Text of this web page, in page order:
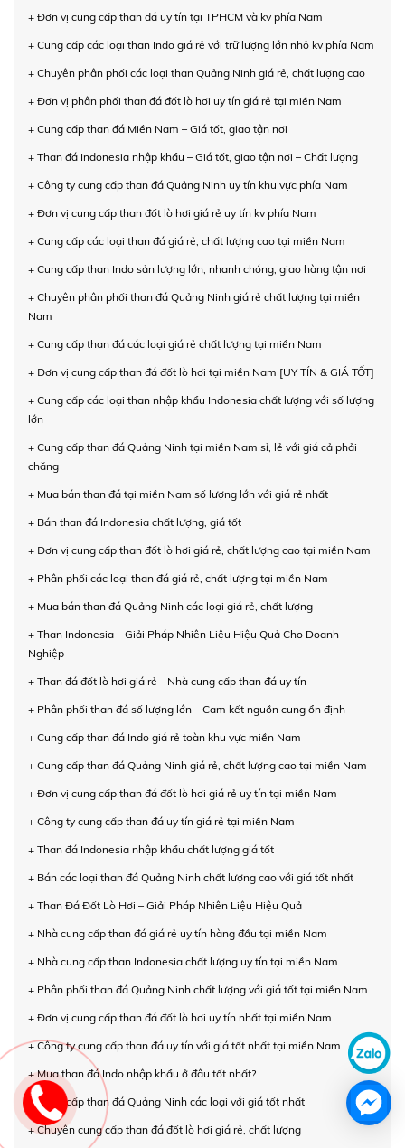
+ Đơn vị cung cấp than đá uy tín tại TPHCM và kv phía Nam
+ Cung cấp các loại than Indo giá rẻ với trữ lượng lớn nhỏ kv phía Nam
+ Chuyên phân phối các loại than Quảng Ninh giá rẻ, chất lượng cao
+ Đơn vị phân phối than đá đốt lò hơi uy tín giá rẻ tại miền Nam
+ Cung cấp than đá Miền Nam – Giá tốt, giao tận nơi
+ Than đá Indonesia nhập khẩu – Giá tốt, giao tận nơi – Chất lượng
+ Công ty cung cấp than đá Quảng Ninh uy tín khu vực phía Nam
+ Đơn vị cung cấp than đốt lò hơi giá rẻ uy tín kv phía Nam
+ Cung cấp các loại than đá giá rẻ, chất lượng cao tại miền Nam
+ Cung cấp than Indo sản lượng lớn, nhanh chóng, giao hàng tận nơi
+ Chuyên phân phối than đá Quảng Ninh giá rẻ chất lượng tại miền
Nam
+ Cung cấp than đá các loại giá rẻ chất lượng tại miền Nam
+ Đơn vị cung cấp than đá đốt lò hơi tại miền Nam [UY TÍN & GIÁ TỐT]
+ Cung cấp các loại than nhập khẩu Indonesia chất lượng với số lượng
lớn
+ Cung cấp than đá Quảng Ninh tại miền Nam sỉ, lẻ với giá cả phải
chăng
+ Mua bán than đá tại miền Nam số lượng lớn với giá rẻ nhất
+ Bán than đá Indonesia chất lượng, giá tốt
+ Đơn vị cung cấp than đốt lò hơi giá rẻ, chất lượng cao tại miền Nam
+ Phân phối các loại than đá giá rẻ, chất lượng tại miền Nam
+ Mua bán than đá Quảng Ninh các loại giá rẻ, chất lượng
+ Than Indonesia – Giải Pháp Nhiên Liệu Hiệu Quả Cho Doanh
Nghiệp
+ Than đá đốt lò hơi giá rẻ - Nhà cung cấp than đá uy tín
+ Phân phối than đá số lượng lớn – Cam kết nguồn cung ổn định
+ Cung cấp than đá Indo giá rẻ toàn khu vực miền Nam
+ Cung cấp than đá Quảng Ninh giá rẻ, chất lượng cao tại miền Nam
+ Đơn vị cung cấp than đá đốt lò hơi giá rẻ uy tín tại miền Nam
+ Công ty cung cấp than đá uy tín giá rẻ tại miền Nam
+ Than đá Indonesia nhập khẩu chất lượng giá tốt
+ Bán các loại than đá Quảng Ninh chất lượng cao với giá tốt nhất
+ Than Đá Đốt Lò Hơi – Giải Pháp Nhiên Liệu Hiệu Quả
+ Nhà cung cấp than đá giá rẻ uy tín hàng đầu tại miền Nam
+ Nhà cung cấp than Indonesia chất lượng uy tín tại miền Nam
+ Phân phối than đá Quảng Ninh chất lượng với giá tốt tại miền Nam
+ Đơn vị cung cấp than đá đốt lò hơi uy tín nhất tại miền Nam
+ Công ty cung cấp than đá uy tín với giá tốt nhất tại miền Nam
+ Mua than đá Indo nhập khẩu ở đâu tốt nhất?
+ Cung cấp than đá Quảng Ninh các loại với giá tốt nhất
+ Chuyên cung cấp than đá đốt lò hơi giá rẻ, chất lượng